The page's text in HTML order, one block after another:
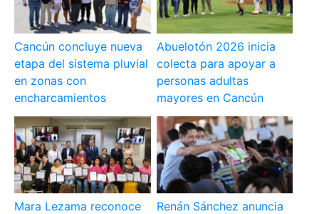
Cancún concluye nueva
etapa del sistema pluvial
en zonas con
encharcamientos
Abuelotón 2026 inicia
colecta para apoyar a
personas adultas
mayores en Cancún
Mara Lezama reconoce
Renán Sánchez anuncia